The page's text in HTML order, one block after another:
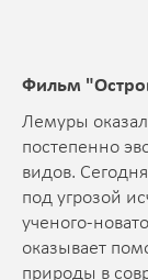
Фильм
Лемуры
постепенно
видов.
под угрозой
ученого-
оказывает
природы в